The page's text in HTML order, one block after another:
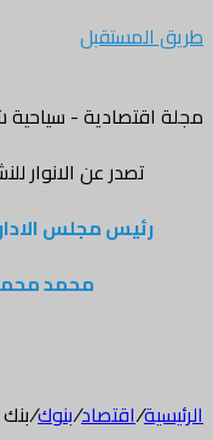
طريق المستقبل
مجلة اقتصادية - سياحية
تصدر عن الانوار
رئيس مجلس
محمد
الرئيسية/اقتصاد/بنوك/